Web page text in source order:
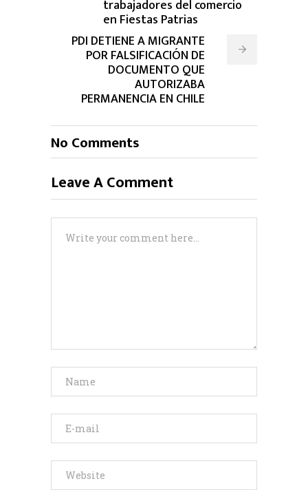
trabajadores del comercio
en Fiestas Patrias
PDI DETIENE A MIGRANTE
POR FALSIFICACIÓN DE
DOCUMENTO QUE
AUTORIZABA
PERMANENCIA EN CHILE
No Comments
Leave A Comment